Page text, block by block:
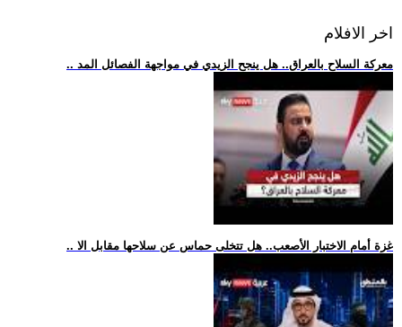
اخر الافلام
.. معركة السلاح بالعراق.. هل ينجح الزيدي في مواجهة الفصائل المد
.. غزة أمام الاختبار الأصعب.. هل تتخلى حماس عن سلاحها مقابل الا